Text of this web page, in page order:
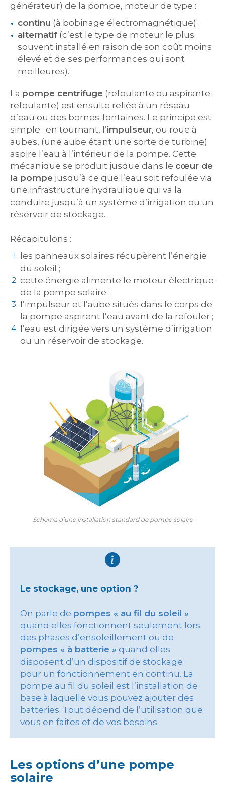
générateur) de la pompe, moteur de type :
continu (à bobinage électromagnétique) ;
alternatif (c’est le type de moteur le plus
souvent installé en raison de son coût moins
élevé et de ses performances qui sont
meilleures).
La pompe centrifuge (refoulante ou aspirante-
refoulante) est ensuite reliée à un réseau
d’eau ou des bornes-fontaines. Le principe est
simple : en tournant, l’impulseur, ou roue à
aubes, (une aube étant une sorte de turbine)
aspire l’eau à l’intérieur de la pompe. Cette
mécanique se produit jusque dans le cœur de
la pompe jusqu’à ce que l’eau soit refoulée via
une infrastructure hydraulique qui va la
conduire jusqu’à un système d’irrigation ou un
réservoir de stockage.
Récapitulons :
les panneaux solaires récupèrent l’énergie
du soleil ;
cette énergie alimente le moteur électrique
de la pompe solaire ;
l’impulseur et l’aube situés dans le corps de
la pompe aspirent l’eau avant de la refouler ;
l’eau est dirigée vers un système d’irrigation
ou un réservoir de stockage.
Schéma d’une installation standard de pompe solaire
Le stockage, une option ?
On parle de pompes « au fil du soleil »
quand elles fonctionnent seulement lors
des phases d’ensoleillement ou de
pompes « à batterie » quand elles
disposent d’un dispositif de stockage
pour un fonctionnement en continu. La
pompe au fil du soleil est l’installation de
base à laquelle vous pouvez ajouter des
batteries. Tout dépend de l’utilisation que
vous en faites et de vos besoins.
Les options d’une pompe
solaire